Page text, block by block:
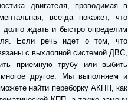
двигателя, проводимая в
всегда покажет, что
ждать и быстро определим
Если речь идет о том, что
с выхлопной системой ДВС,
приемную трубу или выбить
другое. Мы выполняем и
найти переборку АКПП, как